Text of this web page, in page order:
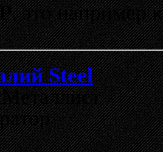
, это например
Steel